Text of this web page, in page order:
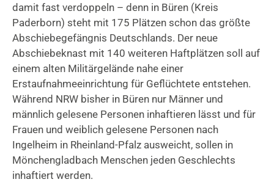
damit fast verdoppeln – denn in Büren (Kreis
Paderborn) steht mit 175 Plätzen schon das größte
Abschiebegefängnis Deutschlands. Der neue
Abschiebeknast mit 140 weiteren Haftplätzen soll auf
einem alten Militärgelände nahe einer
Erstaufnahmeeinrichtung für Geflüchtete entstehen.
Während NRW bisher in Büren nur Männer und
männlich gelesene Personen inhaftieren lässt und für
Frauen und weiblich gelesene Personen nach
Ingelheim in Rheinland-Pfalz ausweicht, sollen in
Mönchengladbach Menschen jeden Geschlechts
inhaftiert werden.